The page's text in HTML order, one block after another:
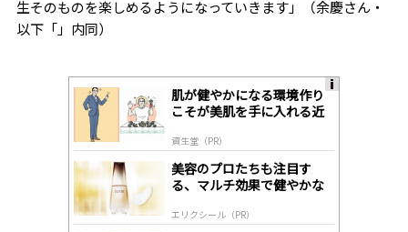
生そのものを楽しめるようになっていきます」（余慶さん・
以下「」内同）
肌が健やかになる環境作り
こそが美肌を手に入れる近
資生堂（PR）
美容のプロたちも注目す
る、マルチ効果で健やかな
エリクシール（PR）